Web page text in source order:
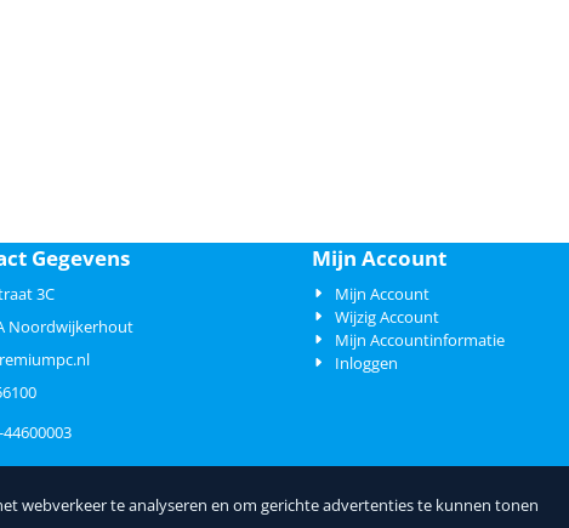
Gegevens
3C
Noordwijkerhout
44600003
Mijn Account
Mijn Account
Wijzig Account
Mijn Accountinformatie
Inloggen
webverkeer te analyseren en om gerichte advertenties te kunnen tonen